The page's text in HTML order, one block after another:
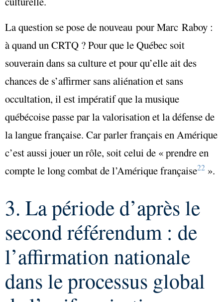
La question se pose de nouveau pour Marc Raboy :
à quand un CRTQ ? Pour que le Québec soit
souverain dans sa culture et pour qu’elle ait des
chances de s’affirmer sans aliénation et sans
occultation, il est impératif que la musique
québécoise passe par la valorisation et la défense de
la langue française. Car parler français en Amérique
c’est aussi jouer un rôle, soit celui de «prendre en
compte le long combat de l’Amérique française22 ».
3. La période d’après le
second référendum : de
l’affirmation nationale
dans le processus global